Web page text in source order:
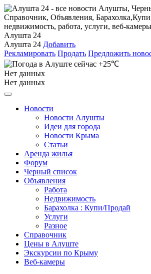
Алушта 24
Алушта 24 Добавить
Рекламировать Продать Предложить
+25℃
Нет данных
Нет данных
Новости
Новости Алушты
Идеи для города
Новости Крыма
Статьи
Аренда жилья
Форум
Черный список
Объявления
Работа
Недвижимость
Барахолка : Купи/Продай
Услуги
Разное
Справочник
Цены в Алуште
Экскурсии по Крыму
Веб-камеры